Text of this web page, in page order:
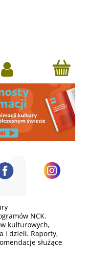
NCK.
kulturowych,
i dzieli. Raporty,
służące